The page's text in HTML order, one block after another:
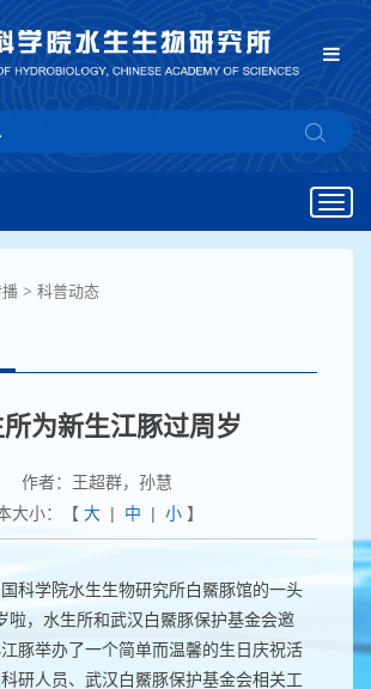
> 科普动态
为新生江豚过周岁
作者：王超群，孙慧
大小：【 大| 中 | 小】
国科学院水生生物研究所白鱀豚馆的一头
啦，水生所和武汉白鱀豚保护基金会邀
豚举办了一个简单而温馨的生日庆祝活
研人员、武汉白鱀豚保护基金会相关工